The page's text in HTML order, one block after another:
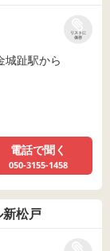
リストに
保存
城趾駅から
電話で聞く
050-3155-1458
松戸